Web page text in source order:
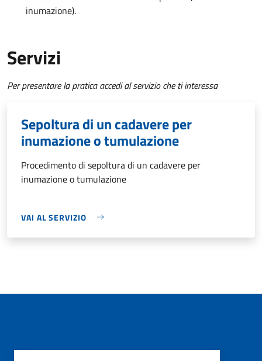
inumazione).
Servizi
Per presentare la pratica accedi al servizio che ti interessa
Sepoltura di un cadavere per
inumazione o tumulazione
Procedimento di sepoltura di un cadavere per
inumazione o tumulazione
VAI AL SERVIZIO